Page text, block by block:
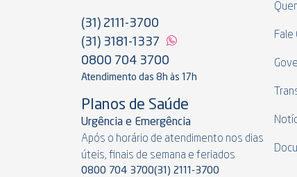
(31) 2111-3700
(31) 3181-1337
0800 704 3700
Atendimento das 8h às 17h
Planos de Saúde
Urgência e Emergência
Após o horário de atendimento nos dias
úteis, finais de semana e feriados
0800 704 3700(31) 2111-3700
Fale